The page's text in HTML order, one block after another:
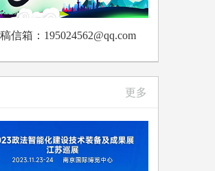
信箱：195024562@qq.com
更多